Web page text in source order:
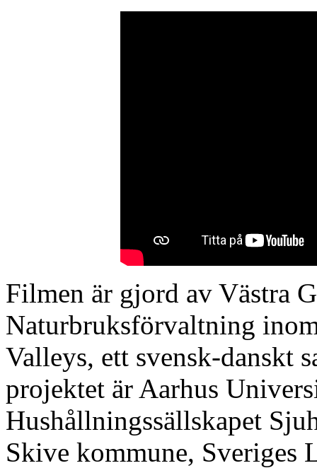
Filmen är gjord av Västra
Naturbruksförvaltning
Valleys, ett svensk-danskt
projektet är Aarhus
Hushållningssällskapet
Skive kommune, Sveriges